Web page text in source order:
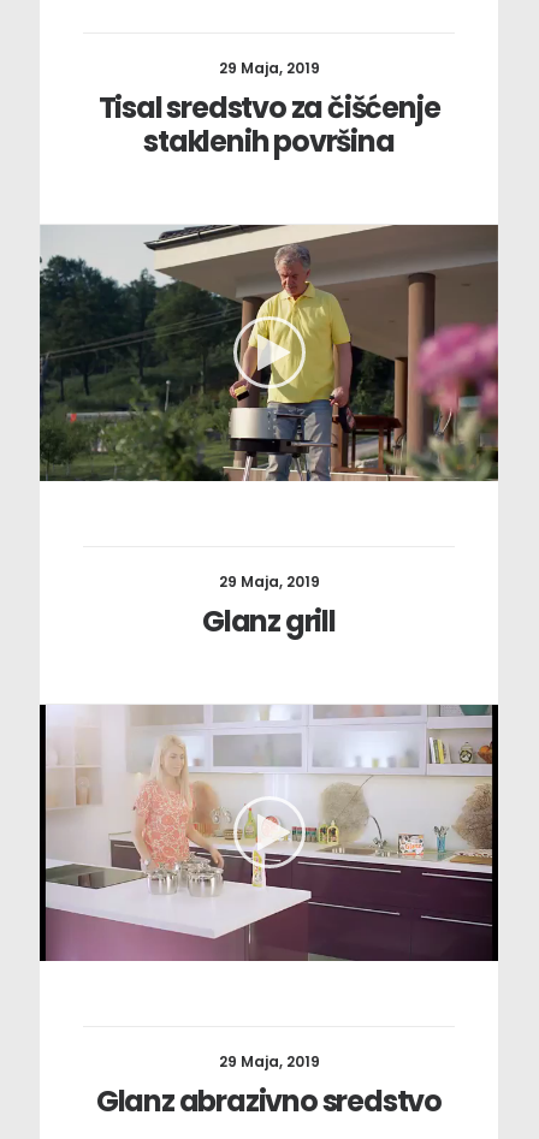
29 Maja, 2019
Tisal sredstvo za čišćenje
staklenih površina
29 Maja, 2019
Glanz grill
29 Maja, 2019
Glanz abrazivno sredstvo